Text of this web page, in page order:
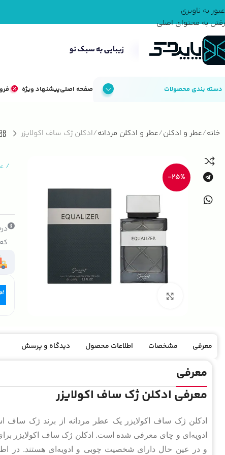
عبور به ناوبری
رفتن به محتوای اصلی
دسته بندی محصولات صفحه اصلیپیشنهاد ویژه
خانه عطر و ادکلن عطر و ادکلن مردانه ادکلن ژک ساف اکولایزر
-25%
/
معرفی مشخصات اطلاعات محصول دیدگاه و پرسش
معرفی
معرفی ادکلن ژک ساف اکولایزر
ادکلن ژک ساف اکولایزر یک عطر مردانه از برند ژک ساف
ادویه‌ای و چای معرفی شده است. ادکلن ژک ساف اکولایزر